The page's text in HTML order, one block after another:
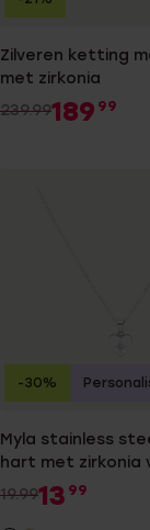
Zilveren ketting
met zirkonia
239.99189 99
Myla stainless
hart met zirkonia
dames
19.9913 99
-30%